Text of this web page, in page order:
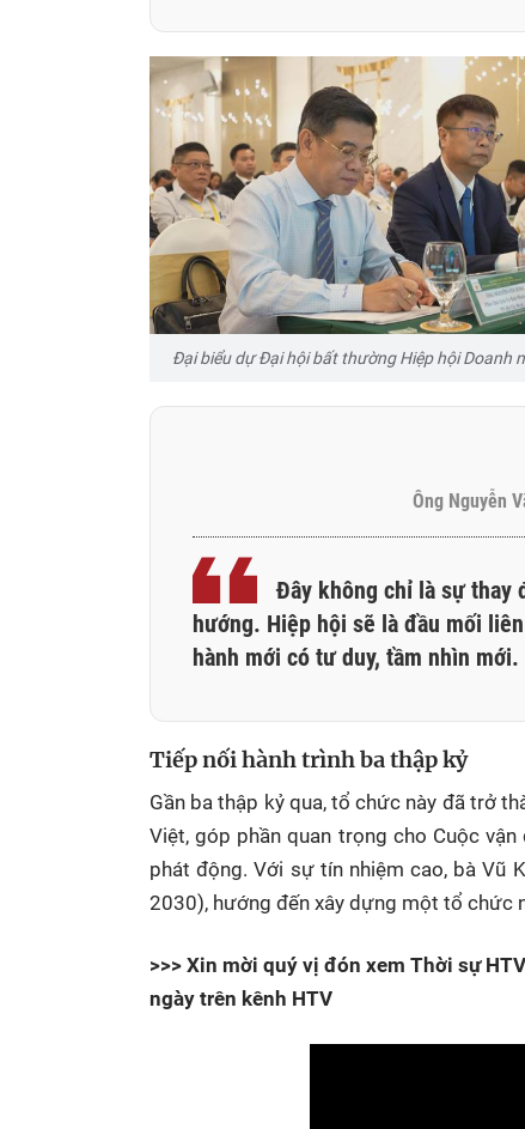
Đại biểu dự Đại hội bất thường Hiệp hội Doanh
Ông Nguyễn
Đây không chỉ là sự thay
hướng. Hiệp hội sẽ là đầu mối
hành mới có tư duy, tầm nhìn mới.
Tiếp nối hành trình ba thập kỷ
Gần ba thập kỷ qua, tổ chức này đã trở
Việt, góp phần quan trọng cho Cuộc
phát động. Với sự tín nhiệm cao, bà Vũ
2030), hướng đến xây dựng một tổ chức
>>> Xin mời quý vị đón xem Thời sự
ngày trên kênh HTV